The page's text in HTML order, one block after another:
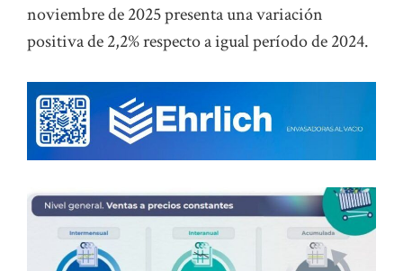
noviembre de 2025 presenta una variación
positiva de 2,2% respecto a igual período de 2024.